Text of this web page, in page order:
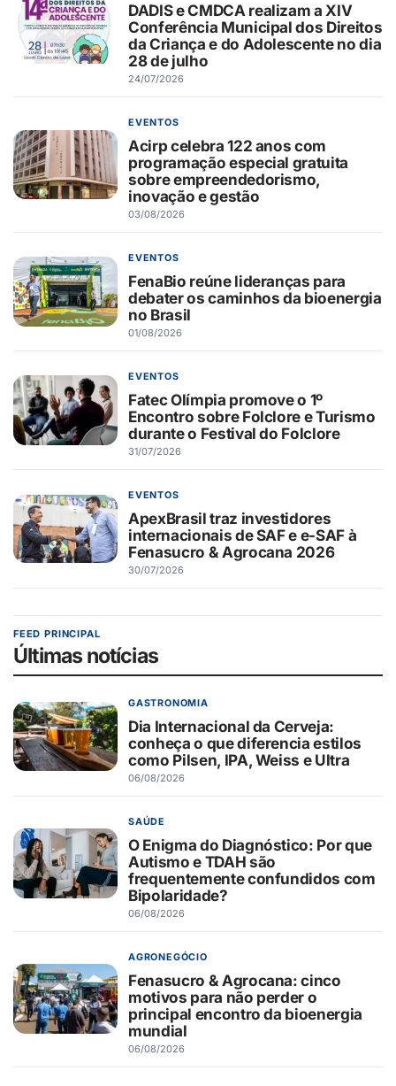
DADIS e CMDCA realizam a XIV
Conferência Municipal dos Direitos
da Criança e do Adolescente no dia
28 de julho
24/07/2026
EVENTOS
Acirp celebra 122 anos com
programação especial gratuita
sobre empreendedorismo,
inovação e gestão
03/08/2026
EVENTOS
FenaBio reúne lideranças para
debater os caminhos da bioenergia
no Brasil
01/08/2026
EVENTOS
Fatec Olímpia promove o 1º
Encontro sobre Folclore e Turismo
durante o Festival do Folclore
31/07/2026
EVENTOS
ApexBrasil traz investidores
internacionais de SAF e e-SAF à
Fenasucro & Agrocana 2026
30/07/2026
FEED PRINCIPAL
Últimas notícias
GASTRONOMIA
Dia Internacional da Cerveja:
conheça o que diferencia estilos
como Pilsen, IPA, Weiss e Ultra
06/08/2026
SAÚDE
O Enigma do Diagnóstico: Por que
Autismo e TDAH são
frequentemente confundidos com
Bipolaridade?
06/08/2026
AGRONEGÓCIO
Fenasucro & Agrocana: cinco
motivos para não perder o
principal encontro da bioenergia
mundial
06/08/2026